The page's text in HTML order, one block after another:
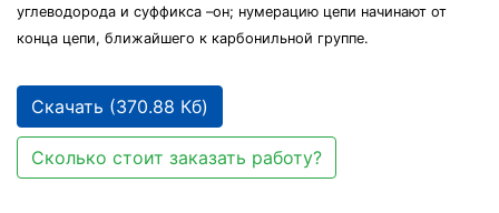
углеводорода и суффикса –он; нумерацию цепи начинают от
конца цепи, ближайшего к карбонильной группе.
Скачать (370.88 Кб)
Сколько стоит заказать работу?